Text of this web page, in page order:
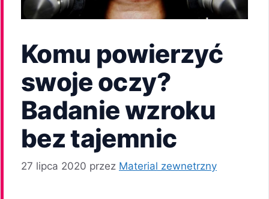
Komu powierzyć
swoje oczy?
Badanie wzroku
bez tajemnic
27 lipca 2020 przez Material zewnetrzny